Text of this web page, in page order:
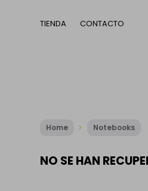
TIENDA CONTACTO
Home Notebooks
NO SE HAN